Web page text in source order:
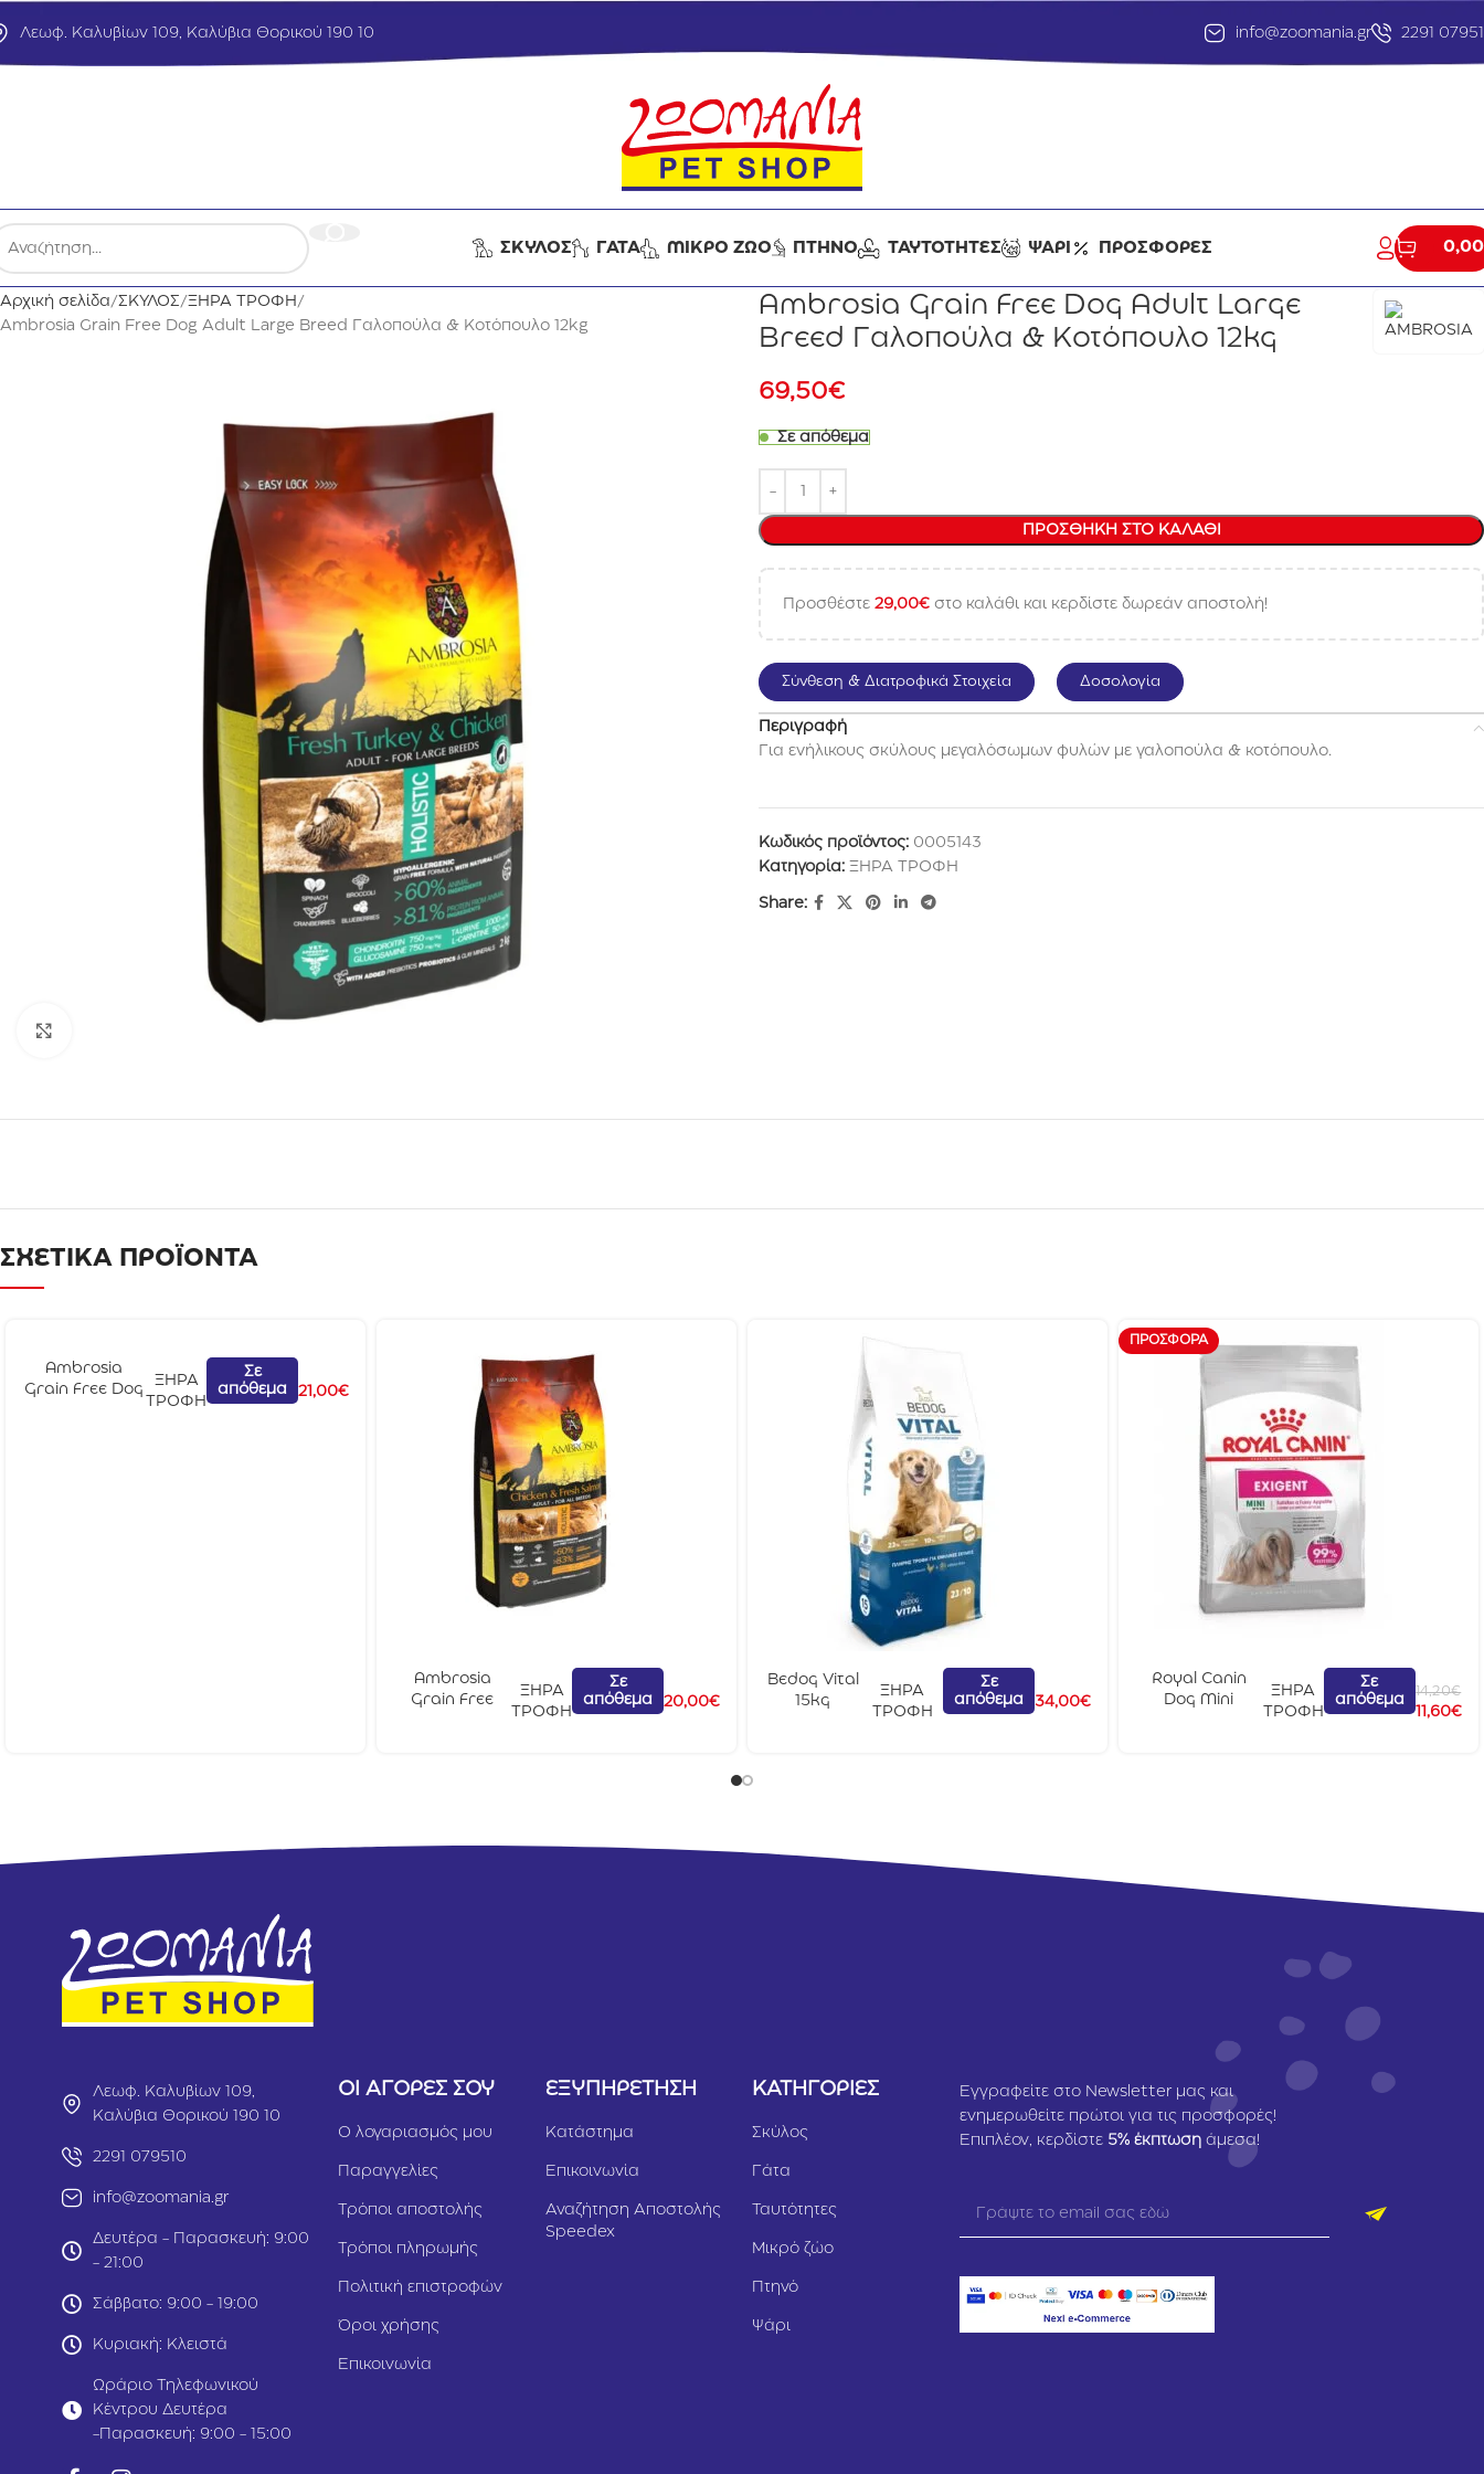
Λεωφ. Καλυβίων 109, Καλύβια Θορικού 190 10 info@zoomania.gr 2291
ΣΚΥΛΟΣ ΓΑΤΑ ΜΙΚΡΟ ΖΩΟ ΠΤΗΝΟ ΤΑΥΤΟΤΗΤΕΣ ΨΑΡΙ ΠΡΟΣΦΟΡΕΣ 0,00
Αρχική σελίδα ΣΚΥΛΟΣ
ΞΗΡΑ ΤΡΟΦΗ
Ambrosia Grain Free Dog Adult Large Breed Γαλοπούλα & Κοτόπουλο 12kg
Ambrosia Grain Free Dog Adult Large
Breed Γαλοπούλα & Κοτόπουλο 12kg
69,50€
Σε απόθεμα
ΠΡΟΣΘΉΚΗ ΣΤΟ ΚΑΛΆΘΙ
Προσθέστε 29,00€ στο καλάθι και κερδίστε δωρεάν αποστολή!
Σύνθεση & Διατροφικά Στοιχεία Δοσολογία
Περιγραφή
Για ενήλικους σκύλους μεγαλόσωμων φυλών με γαλοπούλα & κοτόπουλο.
Κωδικός προϊόντος: 0005143
Κατηγορία: ΞΗΡΑ ΤΡΟΦΗ
Share:
ΣΧΕΤΙΚΑ ΠΡΟΪΟΝΤΑ
Ambrosia
Grain Free Dog
ΞΗΡΑ
ΤΡΟΦΗ
Σε
απόθεμα
21,00€
Ambrosia
Grain Free
ΞΗΡΑ
ΤΡΟΦΗ
Σε
απόθεμα
20,00€
Bedog Vital
15kg
ΞΗΡΑ
ΤΡΟΦΗ
Σε
απόθεμα
34,00€
ΠΡΟΣΦΟΡΆ
Royal Canin
Dog Mini
ΞΗΡΑ
ΤΡΟΦΗ
Σε
απόθεμα
14,20€
11,60€
Λεωφ. Καλυβίων 109,
Καλύβια Θορικού 190 10
2291 079510
info@zoomania.gr
Δευτέρα - Παρασκευή: 9:00
- 21:00
Σάββατο: 9:00 - 19:00
Κυριακή: Κλειστά
Ωράριο Τηλεφωνικού
Κέντρου Δευτέρα
-Παρασκευή: 9:00 - 15:00
ΟΙ ΑΓΟΡΕΣ ΣΟΥ
Ο λογαριασμός μου
Παραγγελίες
Τρόποι αποστολής
Τρόποι πληρωμής
Πολιτική επιστροφών
Όροι χρήσης
Επικοινωνία
ΕΞΥΠΗΡΕΤΗΣΗ
Κατάστημα
Επικοινωνία
Αναζήτηση Αποστολής
Speedex
ΚΑΤΗΓΟΡΙΕΣ
Σκύλος
Γάτα
Ταυτότητες
Μικρό ζώο
Πτηνό
Ψάρι
Εγγραφείτε στο Newsletter μας και
ενημερωθείτε πρώτοι για τις προσφορές!
Επιπλέον, κερδίστε 5% έκπτωση άμεσα!